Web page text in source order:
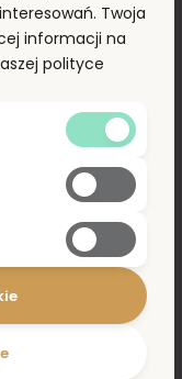
3M™
prostszą
Twoja
informacji na
polityce